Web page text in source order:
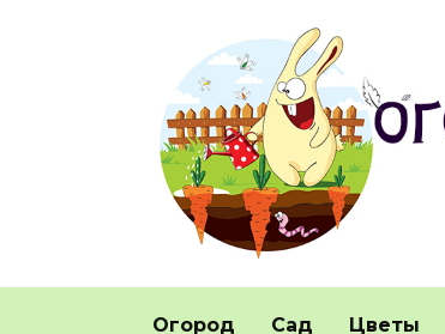
Огород Сад Цветы